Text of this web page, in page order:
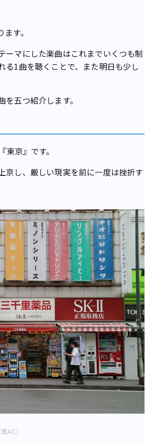
す。
マにした楽曲はこれまでいくつも制
1曲を聴くことで、また明日も少し
五つ紹介します。
京』です。
し、厳しい現実を前に一度は挫折す
AC）